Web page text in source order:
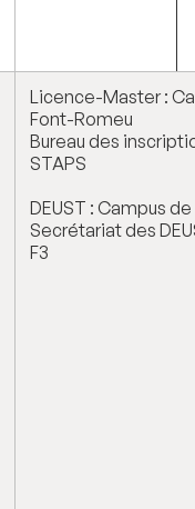
Licence-Master :
Font-Romeu
Bureau des
STAPS
DEUST : Campus
Secrétariat des
F3